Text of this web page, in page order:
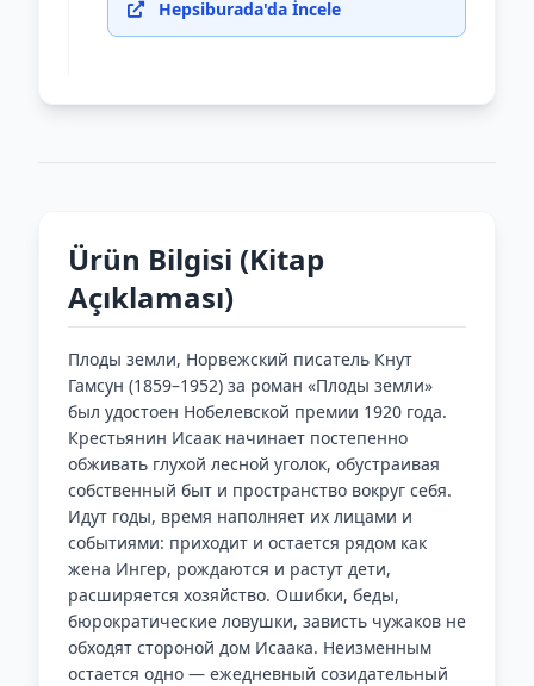
Hepsiburada'da İncele
Ürün Bilgisi (Kitap
Açıklaması)
Плоды земли, Норвежский писатель Кнут
Гамсун (1859–1952) за роман «Плоды земли»
был удостоен Нобелевской премии 1920 года.
Крестьянин Исаак начинает постепенно
обживать глухой лесной уголок, обустраивая
собственный быт и пространство вокруг себя.
Идут годы, время наполняет их лицами и
событиями: приходит и остается рядом как
жена Ингер, рождаются и растут дети,
расширяется хозяйство. Ошибки, беды,
бюрократические ловушки, зависть чужаков не
обходят стороной дом Исаака. Неизменным
остается одно — ежедневный созидательный